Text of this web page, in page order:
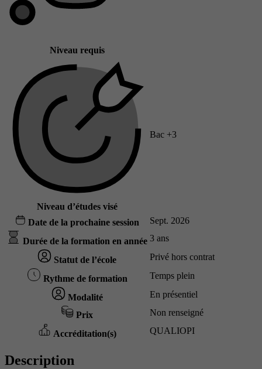
Niveau requis
Niveau d’études visé
Bac +3
Date de la prochaine session Sept. 2026
Durée de la formation en année 3 ans
Statut de l’école Privé hors contrat
Rythme de formation Temps plein
Modalité En présentiel
Prix Non renseigné
Accréditation(s) QUALIOPI
Description